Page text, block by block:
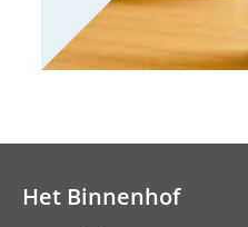
gevenwekelijkshun visie
Het Binnenhof